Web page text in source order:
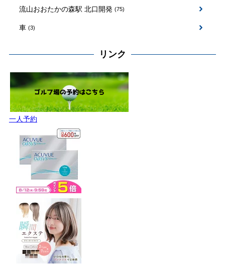
流山おおたかの森駅 北口開発 (75)
車 (3)
リンク
一人予約